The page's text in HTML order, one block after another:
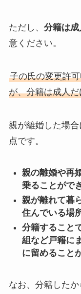
ただし、 分籍は
意ください。
子の氏の変更許
が、分籍は成人
親が離婚した場
点です。
親の離婚や再
乗ることがで
親が離れて暮
住んでいる場
分籍すること
組など戸籍に
に留めること
なお、分籍したか